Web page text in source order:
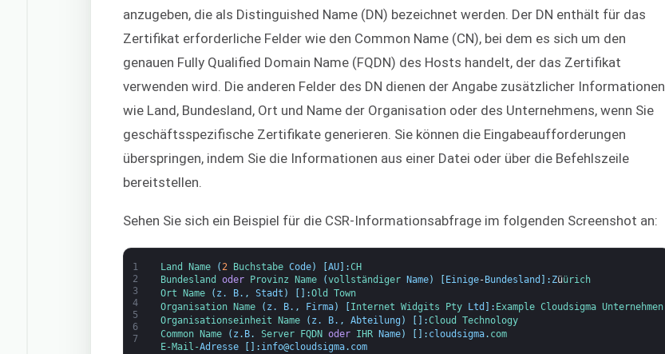
anzugeben, die als Distinguished Name (DN) bezeichnet werden. Der DN enthält für das
Zertifikat erforderliche Felder wie den Common Name (CN), bei dem es sich um den
genauen Fully Qualified Domain Name (FQDN) des Hosts handelt, der das Zertifikat
verwenden wird. Die anderen Felder des DN dienen der Angabe zusätzlicher Informationen
wie Land, Bundesland, Ort und Name der Organisation oder des Unternehmens, wenn Sie
geschäftsspezifische Zertifikate generieren. Sie können die Eingabeaufforderungen
überspringen, indem Sie die Informationen aus einer Datei oder über die Befehlszeile
bereitstellen.
Sehen Sie sich ein Beispiel für die CSR-Informationsabfrage im folgenden Screenshot an:
1
2
3
4
5
6
7
Land Name ( 2 Buchstabe Code) [AU] :CH
Bundesland oder Provinz Name (vollständiger Name) Einige- Bundesland : Züürich
Ort
Name ( z. B. , Stadt ) :Old Town
Organisation
Name ( z. B. , Firma) Internet Widgits Pty Ltd : Example Cloudsigma Unternehmen
Organisationseinheit Name ( z. B. , Abteilung ) [ ] :Cloud Technology
Common Name ( z . B. Server FQDN oder IHR Name) [ ] : cloudsigma. com
E-Mail-Adresse : info@cloudsigma. com